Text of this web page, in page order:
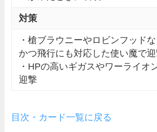
対策
・槍ブラウニーやロビンフッド
かつ飛行にも対応した使い魔で
・HPの高いギガスやワーライオ
迎撃
目次・カード一覧に戻る